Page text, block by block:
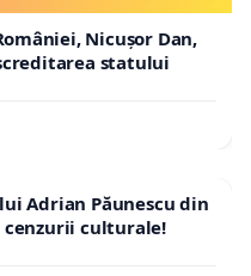
Nicușor Dan,
statului
Adrian Păunescu din
cenzurii culturale!